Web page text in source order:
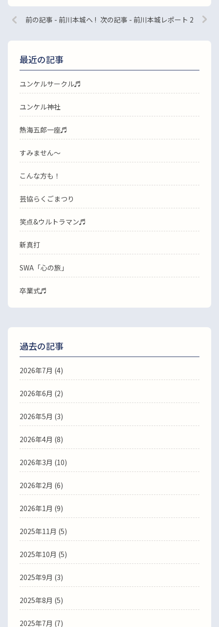
前の記事 - 前川本城へ ! 次の記事 - 前川本城レポート 2
最近の記事
ユンケルサークル♬
ユンケル神社
熱海五郎一座♬
すみません〜
こんな方も！
芸協らくごまつり
笑点&ウルトラマン♬
新真打
SWA「心の旅」
卒業式♬
過去の記事
2026年7月 (4)
2026年6月 (2)
2026年5月 (3)
2026年4月 (8)
2026年3月 (10)
2026年2月 (6)
2026年1月 (9)
2025年11月 (5)
2025年10月 (5)
2025年9月 (3)
2025年8月 (5)
2025年7月 (7)